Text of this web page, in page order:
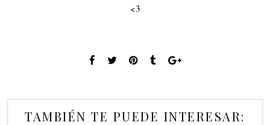
<3
TAMBIÉN TE PUEDE INTERESAR: